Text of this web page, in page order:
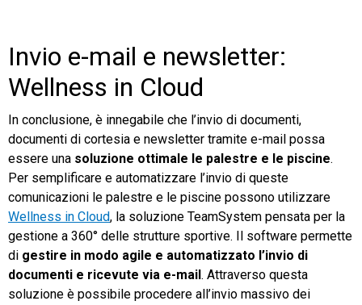
Invio e-mail e newsletter:
Wellness in Cloud
In conclusione, è innegabile che l’invio di documenti,
documenti di cortesia e newsletter tramite e-mail possa
essere una soluzione ottimale le palestre e le piscine.
Per semplificare e automatizzare l’invio di queste
comunicazioni le palestre e le piscine possono utilizzare
Wellness in Cloud, la soluzione TeamSystem pensata per la
gestione a 360° delle strutture sportive. Il software permette
di gestire in modo agile e automatizzato l’invio di
documenti e ricevute via e-mail . Attraverso questa
soluzione è possibile procedere all’invio massivo dei